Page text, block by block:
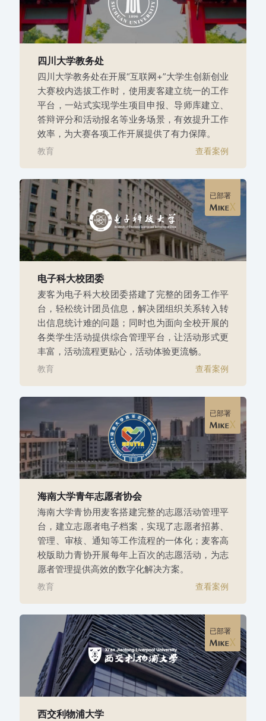
四川大学教务处
四川大学教务处在开展“互联网+”大学生创新创业
大赛校内选拔工作时，使用麦客建立统一的工作
平台，一站式实现学生项目申报、导师库建立、
答辩评分和活动报名等业务场景，有效提升工作
效率，为大赛各项工作开展提供了有力保障。
教育 查看案例
已部署
电子科大校团委
麦客为电子科大校团委搭建了完整的团务工作平
台，轻松统计团员信息，解决团组织关系转入转
出信息统计难的问题；同时也为面向全校开展的
各类学生活动提供综合管理平台，让活动形式更
丰富，活动流程更贴心，活动体验更流畅。
教育 查看案例
已部署
海南大学青年志愿者协会
海南大学青协用麦客搭建完整的志愿活动管理平
台，建立志愿者电子档案，实现了志愿者招募、
管理、审核、通知等工作流程的一体化；麦客高
校版助力青协开展每年上百次的志愿活动，为志
愿者管理提供高效的数字化解决方案。
教育 查看案例
已部署
西交利物浦大学